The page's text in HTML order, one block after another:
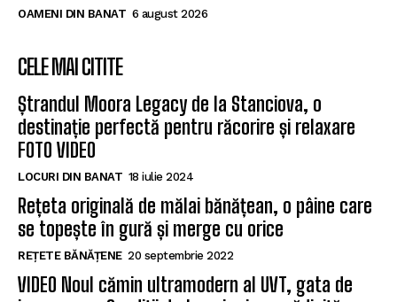
OAMENI DIN BANAT 6 august 2026
CELE MAI CITITE
Ștrandul Moora Legacy de la Stanciova, o
destinație perfectă pentru răcorire și relaxare
FOTO VIDEO
LOCURI DIN BANAT 18 iulie 2024
Rețeta originală de mălai bănățean, o pâine care
se topește în gură și merge cu orice
REȚETE BĂNĂȚENE 20 septembrie 2022
VIDEO Noul cămin ultramodern al UVT, gata de